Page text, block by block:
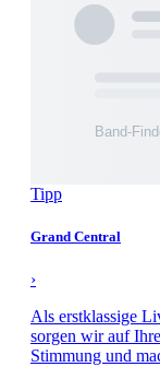
Tipp
Grand Central
›
Als erstklassige
sorgen wir auf
Stimmung und